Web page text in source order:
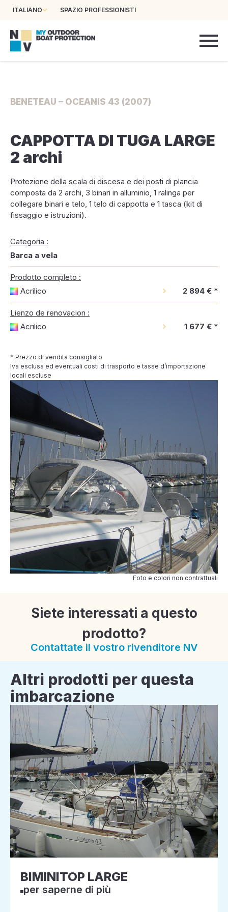
ITALIANO SPAZIO PROFESSIONISTI
BENETEAU – OCEANIS 43 (2007)
CAPPOTTA DI TUGA LARGE
2 archi
Protezione della scala di discesa e dei posti di plancia
composta da 2 archi, 3 binari in alluminio, 1 ralinga per
collegare binari e telo, 1 telo di cappotta e 1 tasca (kit di
fissaggio e istruzioni).
Categoria :
Barca a vela
Prodotto completo :
Acrilico
2 894 € *
Lienzo de renovacion :
Acrilico
1 677 € *
* Prezzo di vendita consigliato
Iva esclusa ed eventuali costi di trasporto e tasse d’importazione
locali escluse
Foto e colori non contrattuali
Siete interessati a questo
prodotto?
Contattate il vostro rivenditore NV
Altri prodotti per questa
imbarcazione
BIMINITOP LARGE
per saperne di più